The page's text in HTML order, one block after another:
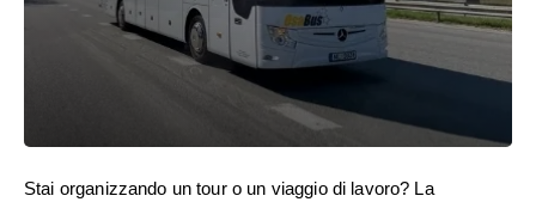
Stai organizzando un tour o un viaggio di lavoro? La